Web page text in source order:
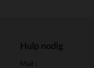
Hulp nodig
Mail :